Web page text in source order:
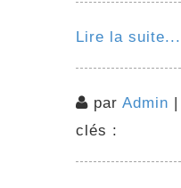
Lire la suite...
par Admin |
clés :